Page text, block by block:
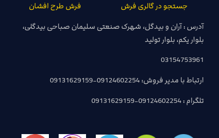
جستجو در گالری فرش
فرش طرح افشان
آدرس : آران و بیدگل، شهرک صنعتی سلیمان صباحی بیدگلی،
بلوار یکم، بلوار تولید
03154753961
ارتباط با مدیر فروش: 09124602254-09131629159
تلگرام : 09124602254-09131629159